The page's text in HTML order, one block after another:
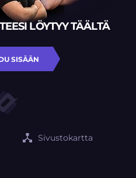
LÖYTYY TÄÄLTÄ
SISÄÄN
Sivustokartta